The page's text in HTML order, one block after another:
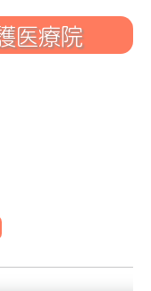
医療院